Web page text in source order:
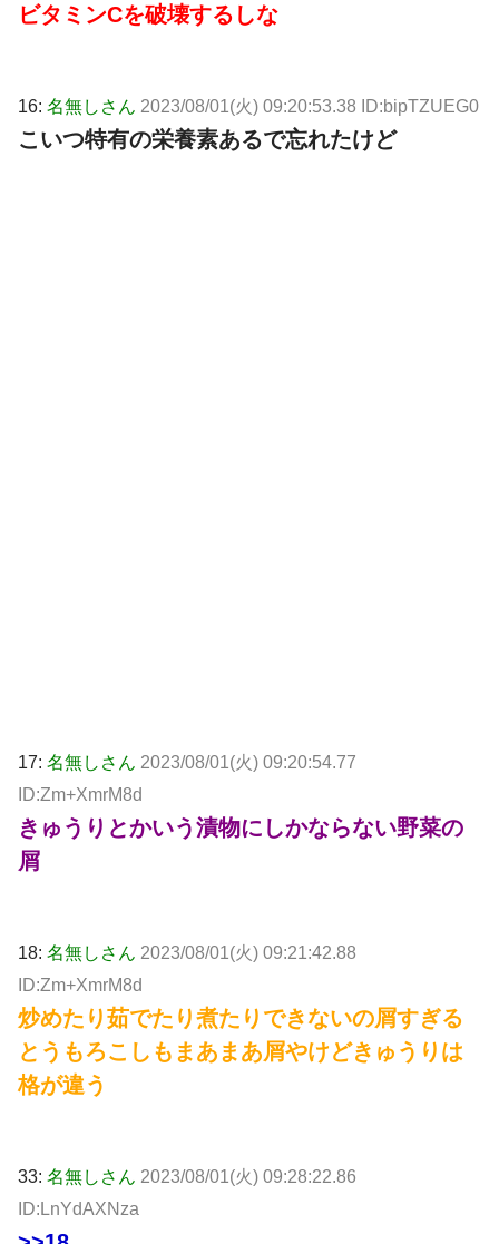
ビタミンCを破壊するしな
16: 名無しさん 2023/08/01(火) 09:20:53.38 ID:bipTZUEG0
こいつ特有の栄養素あるで忘れたけど
17: 名無しさん 2023/08/01(火) 09:20:54.77
ID:Zm+XmrM8d
きゅうりとかいう漬物にしかならない野菜の
屑
18: 名無しさん 2023/08/01(火) 09:21:42.88
ID:Zm+XmrM8d
炒めたり茹でたり煮たりできないの屑すぎる
とうもろこしもまあまあ屑やけどきゅうりは
格が違う
33: 名無しさん 2023/08/01(火) 09:28:22.86
ID:LnYdAXNza